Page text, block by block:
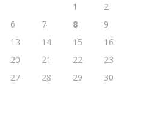
1
2
6 7 8
9
13 14 15
16
20 21 22
23
27 28 29
30